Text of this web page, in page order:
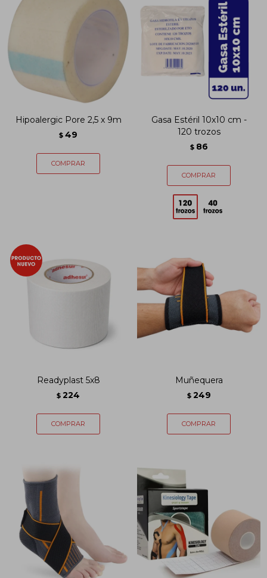
Hipoalergic Pore 2,5 x 9m
$ 49
Gasa Estéril 10x10 cm -
120 trozos
$ 86
Readyplast 5x8
$ 224
Muñequera
$ 249